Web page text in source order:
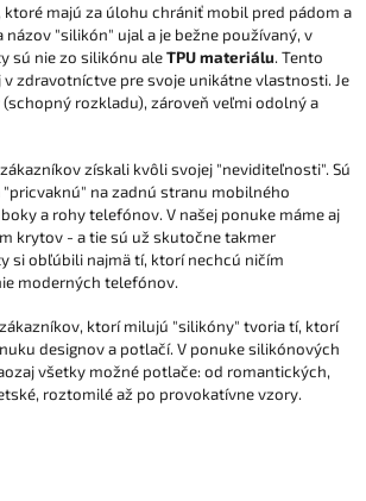
ktoré majú za úlohu chrániť mobil pred pádom a
názov "silikón" ujal a je bežne používaný, v
sú nie zo silikónu aleTPU materiálu. Tento
v zdravotníctve pre svoje unikátne vlastnosti. Je
rozkladu), zároveň veľmi odolný a
získali kvôli svojej "neviditeľnosti". Sú
na zadnú stranu mobilného
a rohy telefónov. V našej ponuke máme aj
krytov - a tie sú už skutočne takmer
si obľúbili najmä tí, ktorí nechcú ničím
moderných telefónov.
ktorí milujú "silikóny" tvoria tí, ktorí
designov a potlačí. V ponuke silikónových
všetky možné potlače: od romantických,
roztomilé až po provokatívne vzory.